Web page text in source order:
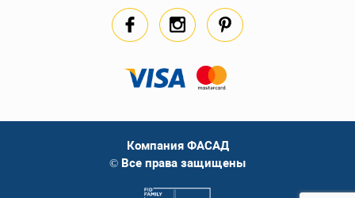
Компания ФАСАД
© Все права защищены